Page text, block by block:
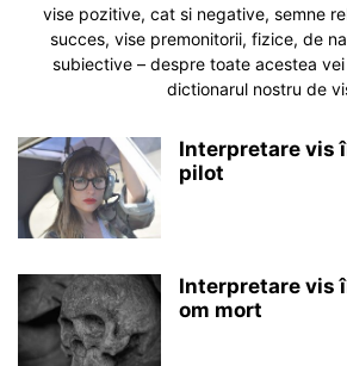
vise pozitive, cat si negative, semne
succes, vise premonitorii, fizice, de
subiective – despre toate acestea
dictionarul nostru de
Interpretare vis
pilot
Interpretare vis
om mort